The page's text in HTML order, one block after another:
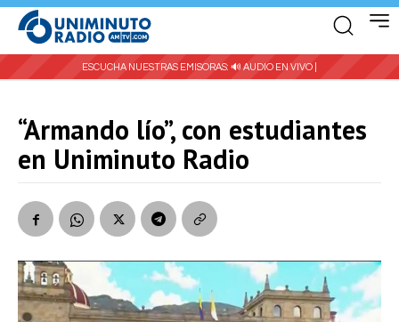
ESCUCHA NUESTRAS EMISORAS: 🔊 AUDIO EN VIVO |
“Armando lío”, con estudiantes
en Uniminuto Radio